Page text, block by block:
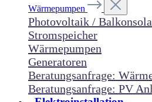
Wärmepumpen
Photovoltaik /
Stromspeicher
Wärmepumpen
Generatoren
Beratungsanfrage:
Beratungsanfrage: PV